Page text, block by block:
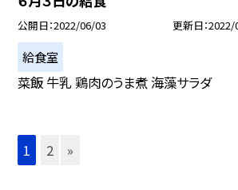
公開日 2022/06/03 更新日 2022/
給食室
菜飯 牛乳 鶏肉のうま煮 海藻サラダ
1 2 »